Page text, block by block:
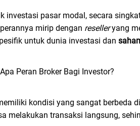
investasi pasar modal, secara
mirip dengan reselleryang
untuk dunia investasi dan
kondisi yang sangat berbeda
melakukan transaksi langsung,